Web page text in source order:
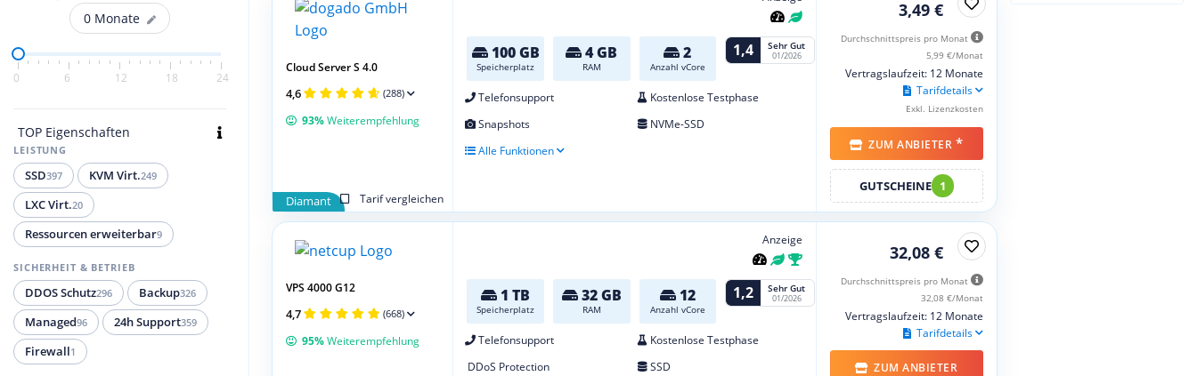
0 Monate
0 6 12 18 24
TOP Eigenschaften
LEISTUNG
SSD397 KVM Virt.249
LXC Virt.20
Ressourcen erweiterbar9
SICHERHEIT & BETRIEB
DDOS Schutz296 Backup326
Managed96 24h Support359
Firewall1
100 GB
Speicherplatz
4 GB
RAM
2
Anzahl vCore
1,4 Sehr Gut
01/2026
Telefonsupport
Kostenlose Testphase
Snapshots
NVMe-SSD
Alle Funktionen
Diamant Tarif vergleichen
Cloud Server S 4.0
4,6 (288)
93%Weiterempfehlung
3,49 €
Durchschnittspreis pro Monat
5,99 €/Monat
Vertragslaufzeit: 12 Monate
Tarifdetails
Exkl. Lizenzkosten
ZUM ANBIETER *
GUTSCHEINE 1
Anzeige
1 TB
Speicherplatz
32 GB
RAM
12
Anzahl vCore
1,2 Sehr Gut
01/2026
Telefonsupport
Kostenlose Testphase
DDoS Protection
SSD
VPS 4000 G12
4,7 (668)
95%Weiterempfehlung
32,08 €
Durchschnittspreis pro Monat
32,08 €/Monat
Vertragslaufzeit: 12 Monate
Tarifdetails
ZUM ANBIETER